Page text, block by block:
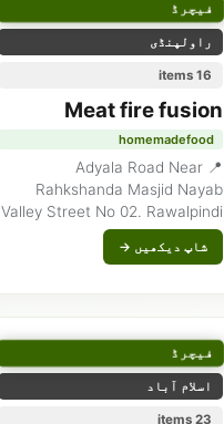
فیچرڈ
راولپنڈی
16 items
Meat fire fusion
homemadefood
📍 Adyala Road Near
Rahkshanda Masjid Nayab
Valley Street No 02. Rawalpindi
شاپ دیکھیں →
فیچرڈ
اسلام آباد
23 items